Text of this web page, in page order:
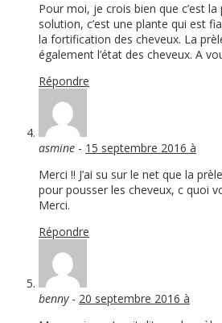
Pour moi, je crois bien que c’est
solution, c’est une plante qui est
la fortification des cheveux. La
également l’état des cheveux. A
Répondre
asmine - 15 septembre 2016 à
Merci !! J’ai su sur le net que la
pour pousser les cheveux, c quoi
Merci.
Répondre
benny- 20 septembre 2016 à